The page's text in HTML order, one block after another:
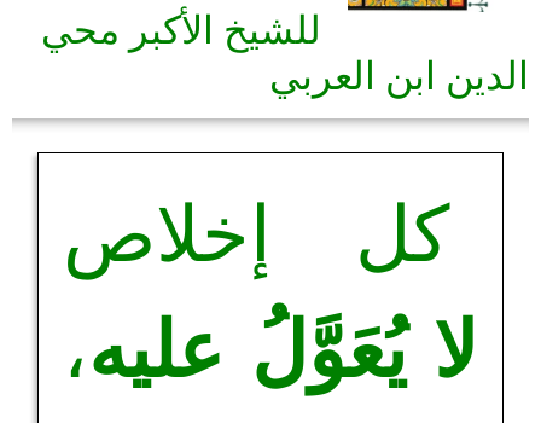
للشيخ الأكبر محي
الدين ابن العربي
كل إخلاص
لا يُعَوَّلُ عليه،